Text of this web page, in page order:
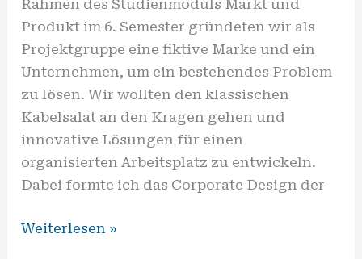
Rahmen des Studienmoduls Markt und
Produkt im 6. Semester gründeten wir als
Projektgruppe eine fiktive Marke und ein
Unternehmen, um ein bestehendes Problem
zu lösen. Wir wollten den klassischen
Kabelsalat an den Kragen gehen und
innovative Lösungen für einen
organisierten Arbeitsplatz zu entwickeln.
Dabei formte ich das Corporate Design der
Weiterlesen »